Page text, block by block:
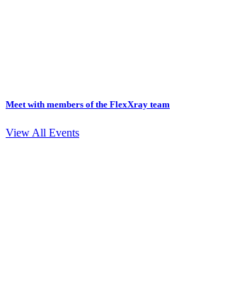
Meet with members of the FlexXray team
View All Events